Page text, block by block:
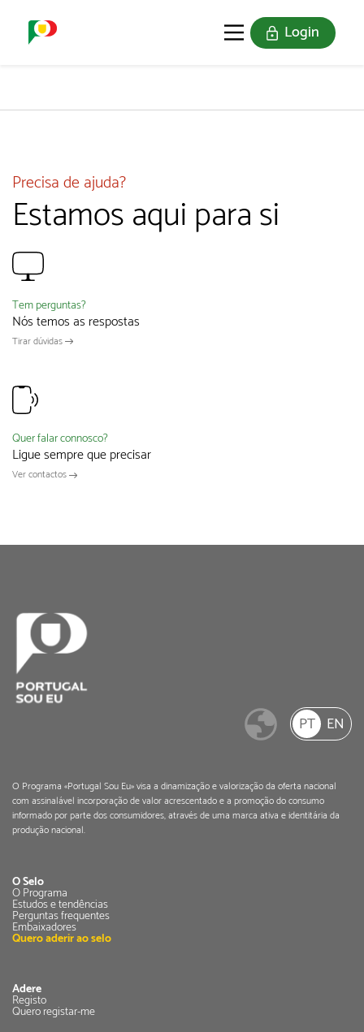
Login
Precisa de ajuda?
Estamos aqui para si
Tem perguntas?
Nós temos as respostas
Tirar dúvidas
Quer falar connosco?
Ligue sempre que precisar
Ver contactos
PT EN
O Programa «Portugal Sou Eu» visa a dinamização e valorização da oferta nacional
com assinalável incorporação de valor acrescentado e a promoção do consumo
informado por parte dos consumidores, através de uma marca ativa e identitária da
produção nacional.
O Selo
O Programa
Estudos e tendências
Perguntas frequentes
Embaixadores
Quero aderir ao selo
Adere
Registo
Quero registar-me